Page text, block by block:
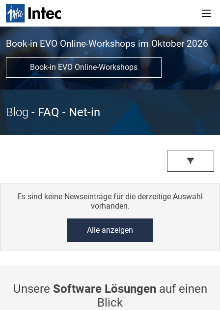
Book-in EVO Online-Workshops im Oktober 2026
Book-in EVO Online-Workshops
Blog - FAQ - Net-in
Es sind keine Newseinträge für die derzeitige Auswahl
vorhanden.
Alle anzeigen
Unsere Software Lösungenauf einen
Blick